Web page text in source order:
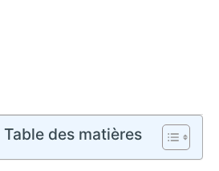
Table des matières